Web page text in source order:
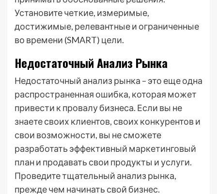
Установите четкие, измеримые,
достижимые, релевантные и ограниченные
во времени (SMART) цели.
Недостаточный Анализ Рынка
Недостаточный анализ рынка – это еще одна
распространенная ошибка, которая может
привести к провалу бизнеса. Если вы не
знаете своих клиентов, своих конкурентов и
свои возможности, вы не сможете
разработать эффективный маркетинговый
план и продавать свои продукты и услуги.
Проведите тщательный анализ рынка,
прежде чем начинать свой бизнес.